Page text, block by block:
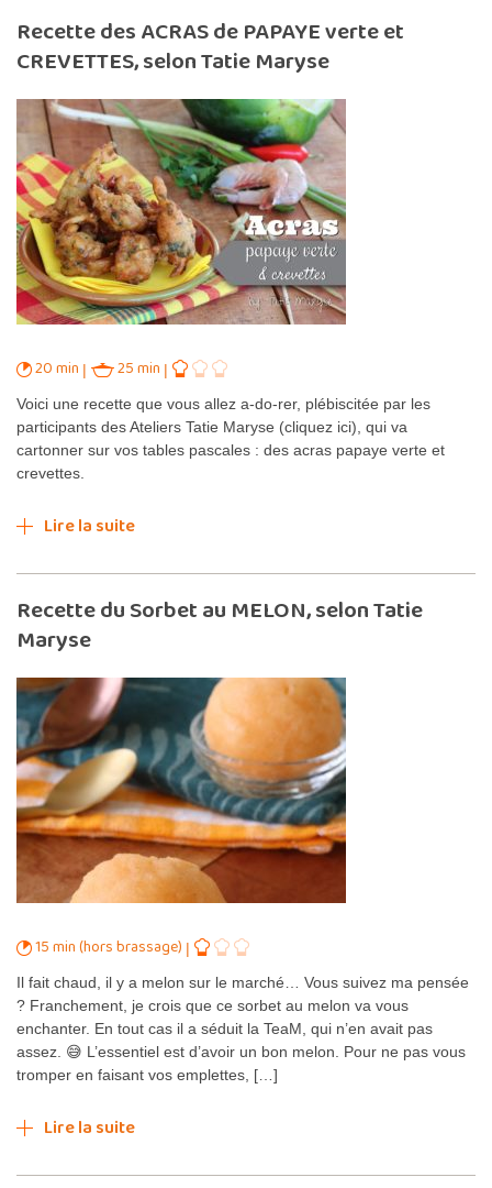
Recette des ACRAS de PAPAYE verte et
CREVETTES, selon Tatie Maryse
20 min 25 min
Voici une recette que vous allez a-do-rer, plébiscitée par les
participants des Ateliers Tatie Maryse (cliquez ici), qui va
cartonner sur vos tables pascales : des acras papaye verte et
crevettes.
Lire la suite
Recette du Sorbet au MELON, selon Tatie
Maryse
15 min (hors brassage)
Il fait chaud, il y a melon sur le marché… Vous suivez ma pensée
? Franchement, je crois que ce sorbet au melon va vous
enchanter. En tout cas il a séduit la TeaM, qui n’en avait pas
assez. 😅 L’essentiel est d’avoir un bon melon. Pour ne pas vous
tromper en faisant vos emplettes, […]
Lire la suite